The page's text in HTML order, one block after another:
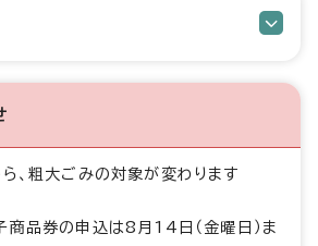
、粗大ごみの対象が変わります
商品券の申込は8月14日（金曜日）ま